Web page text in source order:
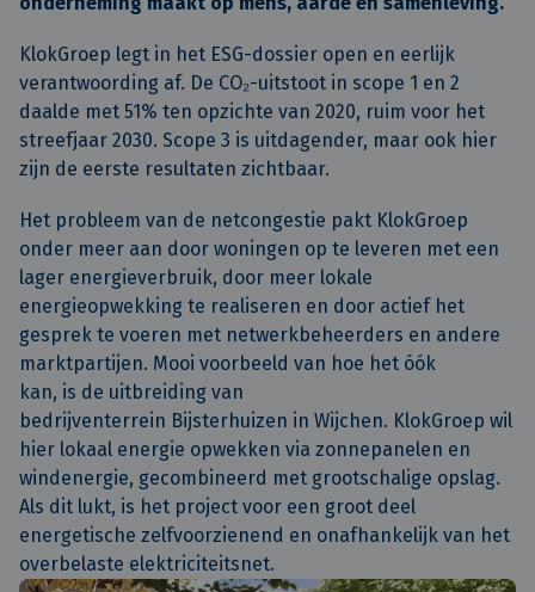
KlokGroep legt in het ESG-dossier open en eerlijk
verantwoording af. De CO₂-uitstoot in scope 1 en 2
daalde met 51% ten opzichte van 2020, ruim voor het
streefjaar 2030. Scope 3 is uitdagender, maar ook hier
zijn de eerste resultaten zichtbaar.
Het probleem van de netcongestie pakt KlokGroep
onder meer aan door woningen op te leveren met een
lager energieverbruik, door meer lokale
energieopwekking te realiseren en door actief het
gesprek te voeren met netwerkbeheerders en andere
marktpartijen. Mooi voorbeeld van hoe het óók
kan, is de uitbreiding van
bedrijventerrein Bijsterhuizen in Wijchen. KlokGroep wil
hier lokaal energie opwekken via zonnepanelen en
windenergie, gecombineerd met grootschalige opslag.
Als dit lukt, is het project voor een groot deel
energetische zelfvoorzienend en onafhankelijk van het
overbelaste elektriciteitsnet.